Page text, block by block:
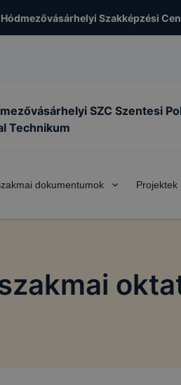
Hódmezővásárhelyi Szakképzési
SZC Szentesi
Technikum
dokumentumok Projektek